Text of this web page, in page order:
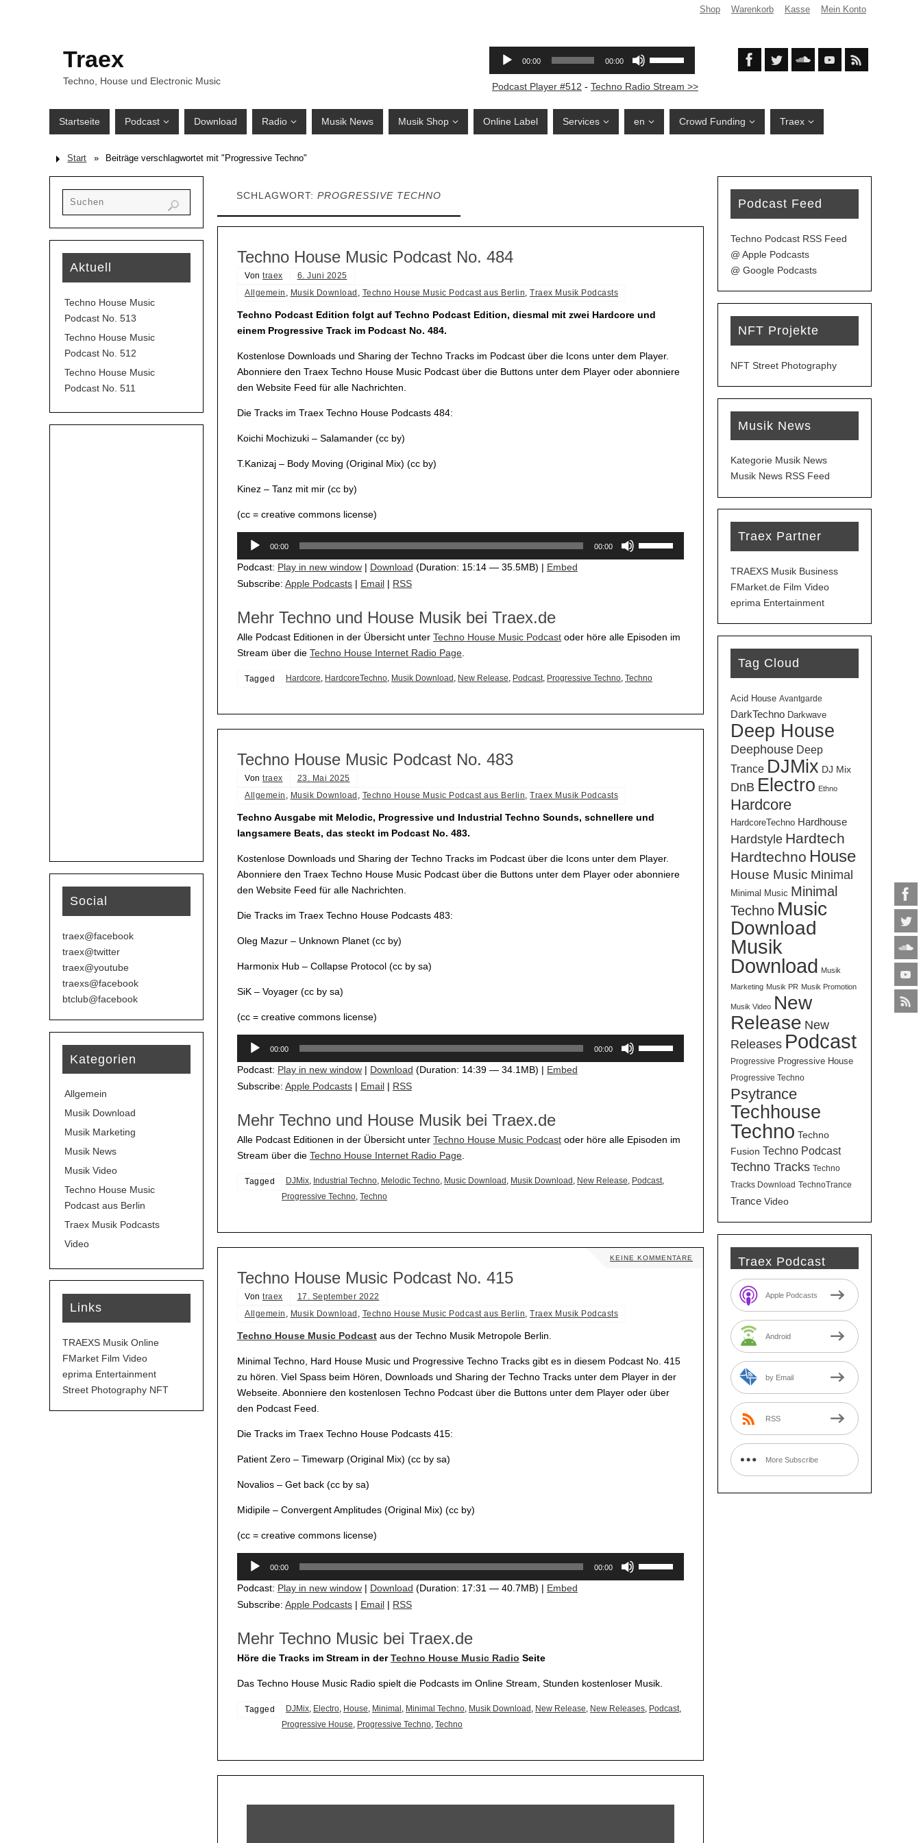
Shop Warenkorb Kasse Mein Konto
Traex
Techno, House und Electronic Music Podcast Player #512 - Techno Radio Stream >>
Startseite Podcast Download Radio Musik News Musik Shop Online Label Services en Crowd Funding Traex
Start » Beiträge verschlagwortet mit "Progressive Techno"
SCHLAGWORT: PROGRESSIVE TECHNO
Techno House Music Podcast No. 484
Von traex
6. Juni 2025
Allgemein , Musik Download , Techno House Music Podcast aus Berlin, Traex Musik Podcasts
Techno Podcast Edition folgt auf Techno Podcast Edition, diesmal mit zwei Hardcore und
einem Progressive Track im Podcast No. 484.
Kostenlose Downloads und Sharing der Techno Tracks im Podcast über die Icons unter dem Player.
Abonniere den Traex Techno House Music Podcast über die Buttons unter dem Player oder abonniere
den Website Feed für alle Nachrichten.
Die Tracks im Traex Techno House Podcasts 484:
Koichi Mochizuki – Salamander (cc by)
T.Kanizaj – Body Moving (Original Mix) (cc by)
Kinez – Tanz mit mir (cc by)
(cc = creative commons license)
Audio-
00:00 00:00
zu
Podcast: Play in new window | Download (Duration: 15:14 — 35.5MB) | Embed
Subscribe: Apple Podcasts | Email | RSS
Mehr Techno und House Musik bei Traex.de
Alle Podcast Editionen in der Übersicht unter Techno House Music Podcast oder höre alle Episoden im
Stream über die Techno House Internet Radio Page
Tagged Hardcore, HardcoreTechno, Musik Download , New Release, Podcast, Progressive Techno, Techno
Techno House Music Podcast No. 483
Von traex
23. Mai 2025
Allgemein , Musik Download , Techno House Music Podcast aus Berlin, Traex Musik Podcasts
Techno Ausgabe mit Melodic, Progressive und Industrial Techno Sounds, schnellere und
langsamere Beats, das steckt im Podcast No. 483.
Kostenlose Downloads und Sharing der Techno Tracks im Podcast über die Icons unter dem Player.
Abonniere den Traex Techno House Music Podcast über die Buttons unter dem Player oder abonniere
den Website Feed für alle Nachrichten.
Die Tracks im Traex Techno House Podcasts 483:
Oleg Mazur – Unknown Planet (cc by)
Harmonix Hub – Collapse Protocol (cc by sa)
SiK – Voyager (cc by sa)
(cc = creative commons license)
Audio-
00:00 00:00
zu
Podcast: Play in new window | Download (Duration: 14:39 — 34.1MB) | Embed
Subscribe: Apple Podcasts | Email | RSS
Mehr Techno und House Musik bei Traex.de
Alle Podcast Editionen in der Übersicht unter Techno House Music Podcast oder höre alle Episoden im
Stream über die Techno House Internet Radio Page
Tagged DJMix, Industrial Techno, Melodic Techno, Music Download, Musik Download, New Release, Podcast,
Progressive Techno, Techno
KEINE KOMMENTARE
Techno House Music Podcast No. 415
Von traex
17. September 2022
Allgemein
Musik Download Techno House Music Podcast aus Berlin Traex Musik Podcasts
Techno House Music Podcast aus der Techno Musik Metropole Berlin.
Minimal Techno, Hard House Music und Progressive Techno Tracks gibt es in diesem Podcast No. 415
zu hören. Viel Spass beim Hören, Downloads und Sharing der Techno Tracks unter dem Player in der
Webseite. Abonniere den kostenlosen Techno Podcast über die Buttons unter dem Player oder über
den Podcast Feed.
Die Tracks im Traex Techno House Podcasts 415:
Patient Zero – Timewarp (Original Mix) (cc by sa)
Novalios – Get back (cc by sa)
Midipile – Convergent Amplitudes (Original Mix) (cc by)
(cc = creative commons license)
Audio-
00:00 00:00
Podcast: Play in new window | Download (Duration: 17:31 — 40.7MB) | Embed
Subscribe: Apple Podcasts | Email | RSS
Mehr Techno Music bei Traex.de
Höre die Tracks im Stream in derTechno House Music Radio Seite
Das Techno House Music Radio spielt die Podcasts im Online Stream, Stunden kostenloser Musik.
Tagged DJMix Electro House Minimal Minimal Techno Musik Download New Release New Releases Podcast
Progressive House Progressive Techno Techno
Aktuell
Techno House Music
Podcast No. 513
Techno House Music
Podcast No. 512
Techno House Music
Podcast No. 511
Social
traex@facebook
traex@twitter
traex@youtube
traexs@facebook
btclub@facebook
Kategorien
Allgemein
Musik Download
Musik Marketing
Musik News
Musik Video
Techno House Music
Podcast aus Berlin
Traex Musik Podcasts
Video
Links
TRAEXS Musik Online
FMarket Film Video
eprima Entertainment
Street Photography NFT
Podcast Feed
Techno Podcast RSS Feed
@ Apple Podcasts
@ Google Podcasts
NFT Projekte
NFT Street Photography
Musik News
Kategorie Musik News
Musik News RSS Feed
Traex Partner
TRAEXS Musik Business
FMarket.de Film Video
eprima Entertainment
Tag Cloud
Acid House Avantgarde
DarkTechno Darkwave
Deep House
Deephouse Deep
Trance DJMix DJ Mix
DnB Electro Ethno
Hardcore
HardcoreTechno Hardhouse
Hardstyle Hardtech
Hardtechno House
House Music Minimal
Minimal Music Minimal
Techno Music
Download
Musik
Download Musik
Marketing Musik PR Musik Promotion
Musik Video New
Release New
Releases Podcast
Progressive Progressive House
Progressive Techno
Psytrance
Techhouse
Techno Techno
Fusion Techno Podcast
Techno Tracks Techno
Tracks Download TechnoTrance
Trance Video
Traex Podcast
Apple Podcasts
Android
by Email
RSS
More Subscribe
Options